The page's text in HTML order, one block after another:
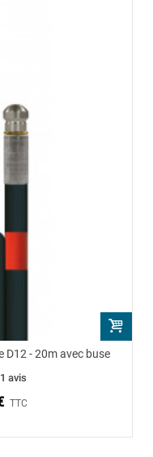
D12 - 20m avec buse
avis
TTC